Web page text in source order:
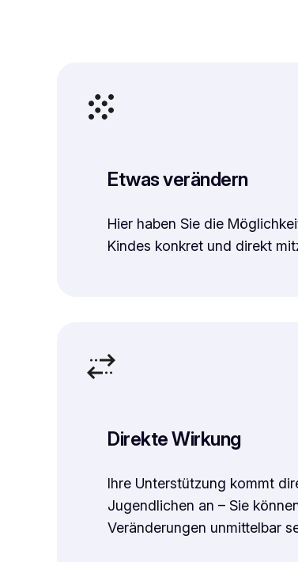
Etwas verändern
Hier haben Sie die
Kindes konkret und direkt
Direkte Wirkung
Ihre Unterstützung kommt
Jugendlichen an – Sie
Veränderungen unmittelbar